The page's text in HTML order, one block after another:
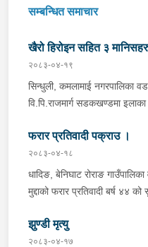
सम्बन्धित समाचार
खैरो हिरोइन सहित ३
२०८३-०४-१९
सिन्धुली, कमलामाई नगरपालिका
वि.पि.राजमार्ग सडकखण्डमा
बर्दिवासको संयुक्त टोलीले
सिन्धुली कमलामाई नगरपालिका
चन्द्र बहादुर माझीले चलाएको
यात्रुबाहक E.V. हायसमा सवार
ल्याएको तरकारीको बोरा भित्र
ल्याएको लागु औषध खैरो हिरोइन
फरार प्रतिवादी पक्राउ ।
२०८३-०४-१८
धादिङ, बेनिघाट रोराङ
मुद्दाको फरार प्रतिवादी बर्ष ४४
झुण्डी मृत्यु
२०८३-०४-१७